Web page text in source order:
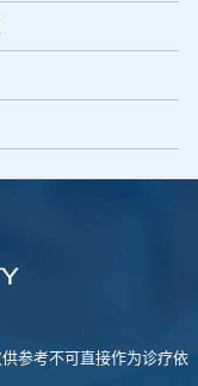
参考不可直接作为诊疗依